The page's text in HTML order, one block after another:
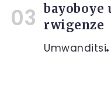
bayoboye
rwigenze
Umwanditsi